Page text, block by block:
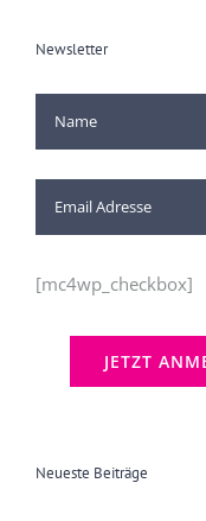
Newsletter
[mc4wp_checkbox]
Neueste Beiträge